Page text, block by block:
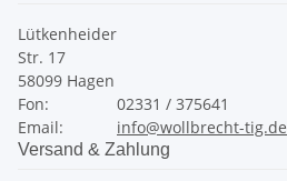
Lütkenheider
Str. 17
58099 Hagen
Fon:
02331 / 375641
Email:
info@wollbrecht-tig.de
Versand & Zahlung